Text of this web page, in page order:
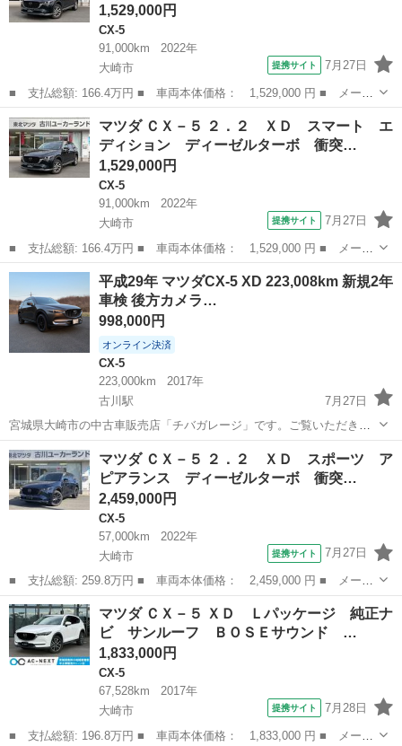
1,529,000円
CX-5
91,000km
2022年
大崎市
提携サイト 7月27日
■ 支払総額: 166.4万円 ■ 車両本体価格： 1,529,000 円 ■ メーカ
ー名： マツダ ■ 車種名： ＣＸ－５ ■ グレード名： ２．２
ＸＤ スマート エディション ディーゼルターボ 衝突軽減ブレー
キ／３６...
宮城 大崎市 CX-5
マツダ ＣＸ－５ ２．２ ＸＤ スマート エ
ディション ディーゼルターボ 衝突…
1,529,000円
CX-5
91,000km
2022年
大崎市
提携サイト 7月27日
■ 支払総額: 166.4万円 ■ 車両本体価格： 1,529,000 円 ■ メーカ
ー名： マツダ ■ 車種名： ＣＸ－５ ■ グレード名： ２．２
ＸＤ スマート エディション ディーゼルターボ 衝突軽減ブレー
キ／３６...
宮城 大崎市 CX-5
平成29年 マツダCX-5 XD 223,008km 新規2年
車検 後方カメラ…
998,000円
オンライン決済
CX-5
223,000km
2017年
古川駅
7月27日
宮城県大崎市の中古車販売店「チバガレージ」です。ご覧いただきあ
りがとうございます。 ★お取引の前に必ずご連絡ください。プロフィ
ールも併せてご覧ください。ご連絡お待ちしております。 ■車両情報
・マツダ CX-5 XD ・駆...
宮城 大崎市 古川駅
マツダ ＣＸ－５ ２．２ ＸＤ スポーツ ア
ピアランス ディーゼルターボ 衝突…
2,459,000円
CX-5
57,000km
2022年
大崎市
提携サイト 7月27日
■ 支払総額: 259.8万円 ■ 車両本体価格： 2,459,000 円 ■ メーカ
ー名： マツダ ■ 車種名： ＣＸ－５ ■ グレード名： ２．２
ＸＤ スポーツ アピアランス ディーゼルターボ 衝突軽減ブレー
キ／３６...
宮城 大崎市 CX-5
マツダ ＣＸ－５ ＸＤ Ｌパッケージ 純正ナ
ビ サンルーフ ＢＯＳＥサウンド …
1,833,000円
CX-5
67,528km
2017年
大崎市
提携サイト 7月28日
■ 支払総額: 196.8万円 ■ 車両本体価格： 1,833,000 円 ■ メーカ